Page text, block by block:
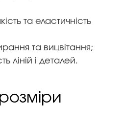
та еластичність
та вицвітання;
ліній і деталей.